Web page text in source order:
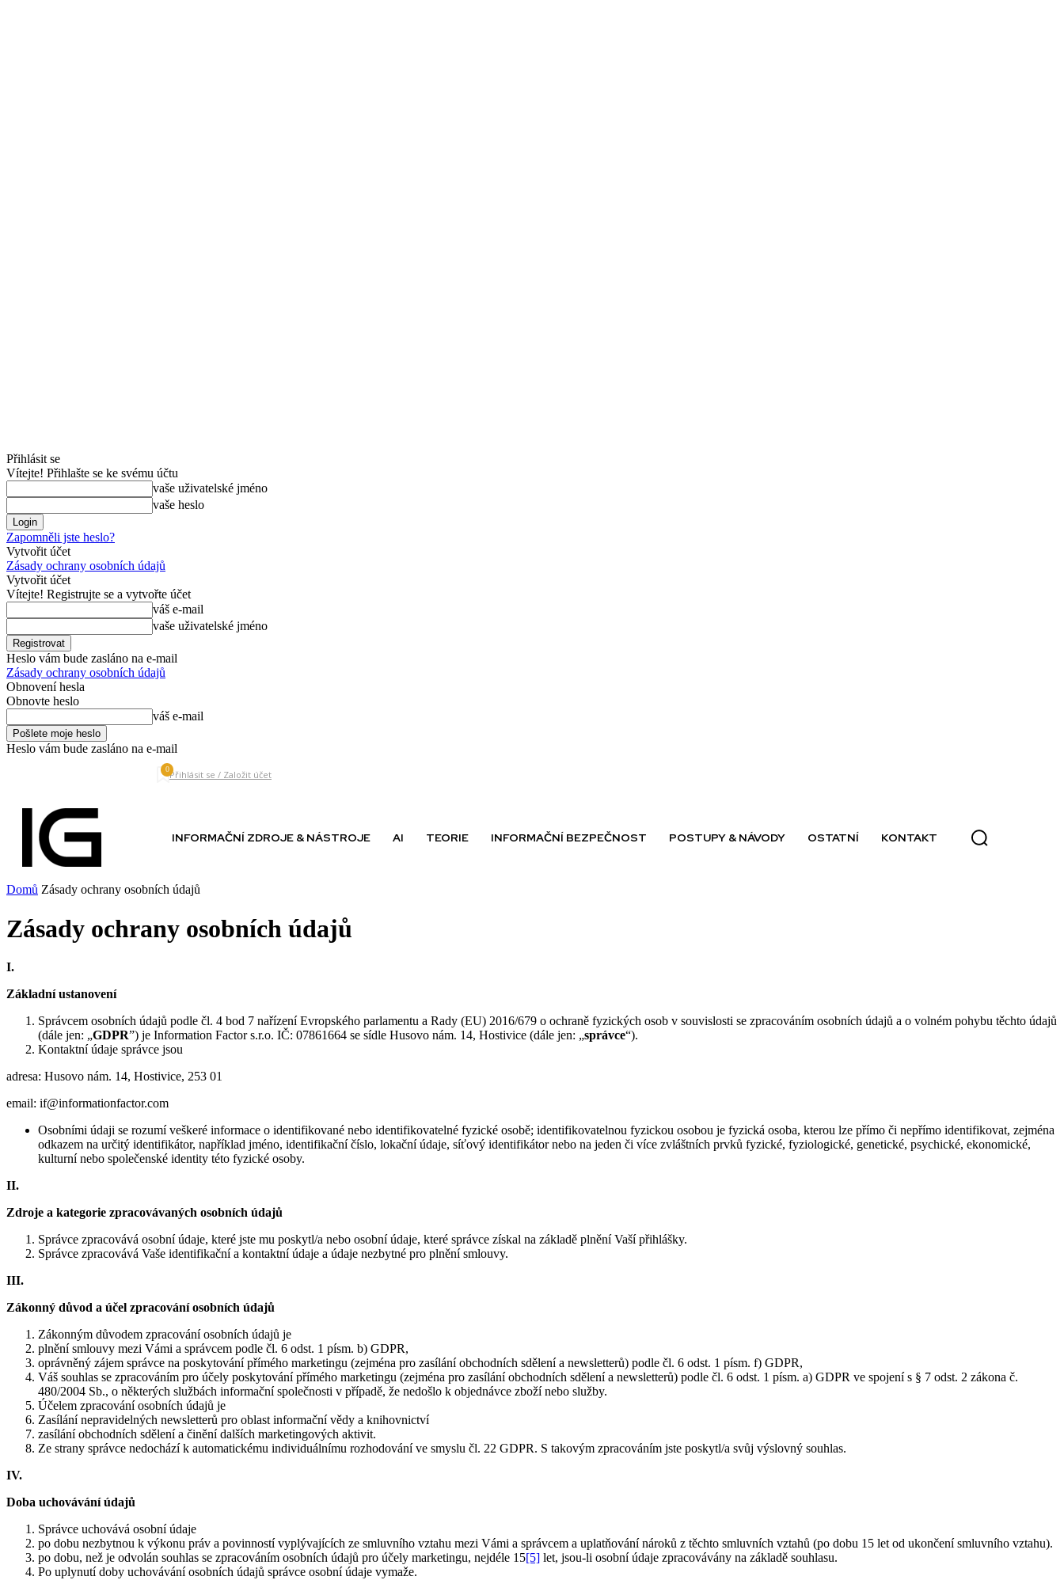
Přihlásit se
Vítejte! Přihlašte se ke svému účtu
vaše uživatelské jméno
vaše heslo
Zapomněli jste heslo?
Vytvořit účet
Zásady ochrany osobních údajů
Vytvořit účet
Vítejte! Registrujte se a vytvořte účet
váš e-mail
vaše uživatelské jméno
Heslo vám bude zasláno na e-mail
Zásady ochrany osobních údajů
Obnovení hesla
Obnovte heslo
váš e-mail
Heslo vám bude zasláno na e-mail
0Přihlásit se / Založit účet
INFORMAČNÍ ZDROJE & NÁSTROJE AI TEORIE INFORMAČNÍ BEZPEČNOST POSTUPY & NÁVODY OSTATNÍ KONTAKT
Domů Zásady ochrany osobních údajů
Zásady ochrany osobních údajů
I.
Základní ustanovení
Správcem osobních údajů podle čl. 4 bod 7 nařízení Evropského parlamentu a Rady (EU) 2016/679 o ochraně fyzických osob v souvislosti se zpracováním osobních údajů a o volném pohybu těchto údajů
(dále jen: „GDPR”) je Information Factor s.r.o. IČ: 07861664 se sídle Husovo nám. 14, Hostivice (dále jen: „správce“).
Kontaktní údaje správce jsou
adresa: Husovo nám. 14, Hostivice, 253 01
email: if@informationfactor.com
Osobními údaji se rozumí veškeré informace o identifikované nebo identifikovatelné fyzické osobě; identifikovatelnou fyzickou osobou je fyzická osoba, kterou lze přímo či nepřímo identifikovat, zejména
odkazem na určitý identifikátor, například jméno, identifikační číslo, lokační údaje, síťový identifikátor nebo na jeden či více zvláštních prvků fyzické, fyziologické, genetické, psychické, ekonomické,
kulturní nebo společenské identity této fyzické osoby.
II.
Zdroje a kategorie zpracovávaných osobních údajů
Správce zpracovává osobní údaje, které jste mu poskytl/a nebo osobní údaje, které správce získal na základě plnění Vaší přihlášky.
Správce zpracovává Vaše identifikační a kontaktní údaje a údaje nezbytné pro plnění smlouvy.
III.
Zákonný důvod a účel zpracování osobních údajů
Zákonným důvodem zpracování osobních údajů je
plnění smlouvy mezi Vámi a správcem podle čl. 6 odst. 1 písm. b) GDPR,
oprávněný zájem správce na poskytování přímého marketingu (zejména pro zasílání obchodních sdělení a newsletterů) podle čl. 6 odst. 1 písm. f) GDPR,
Váš souhlas se zpracováním pro účely poskytování přímého marketingu (zejména pro zasílání obchodních sdělení a newsletterů) podle čl. 6 odst. 1 písm. a) GDPR ve spojení s § 7 odst. 2 zákona č.
480/2004 Sb., o některých službách informační společnosti v případě, že nedošlo k objednávce zboží nebo služby.
Účelem zpracování osobních údajů je
Zasílání nepravidelných newsletterů pro oblast informační vědy a knihovnictví
zasílání obchodních sdělení a činění dalších marketingových aktivit.
Ze strany správce nedochází k automatickému individuálnímu rozhodování ve smyslu čl. 22 GDPR. S takovým zpracováním jste poskytl/a svůj výslovný souhlas.
IV.
Doba uchovávání údajů
Správce uchovává osobní údaje
po dobu nezbytnou k výkonu práv a povinností vyplývajících ze smluvního vztahu mezi Vámi a správcem a uplatňování nároků z těchto smluvních vztahů (po dobu 15 let od ukončení smluvního vztahu).
po dobu, než je odvolán souhlas se zpracováním osobních údajů pro účely marketingu, nejdéle 15[5] let, jsou-li osobní údaje zpracovávány na základě souhlasu.
Po uplynutí doby uchovávání osobních údajů správce osobní údaje vymaže.